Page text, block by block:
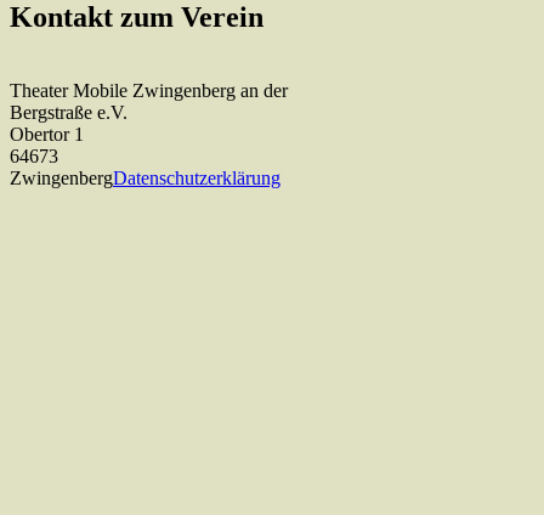
Kontakt zum Verein
Theater Mobile Zwingenberg an der
Bergstraße e.V.
Obertor 1
64673
ZwingenbergDatenschutzerklärung